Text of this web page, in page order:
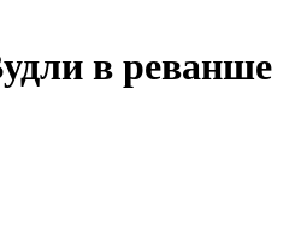
в реванше